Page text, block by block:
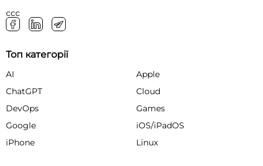
ссс
Топ категорії
AI
Apple
ChatGPT
Cloud
DevOps
Games
Google
iOS/iPadOS
iPhone
Linux